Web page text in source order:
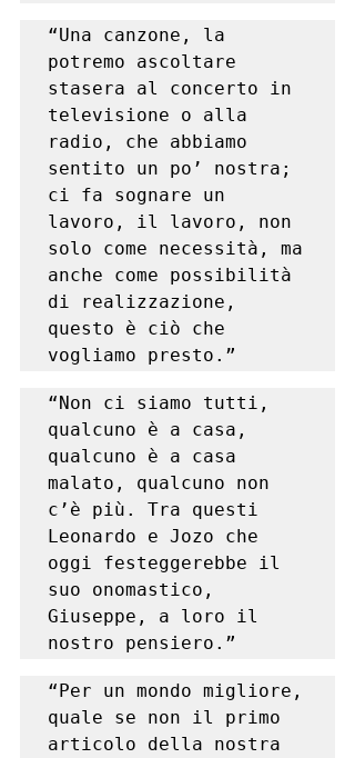
“Una canzone, la
potremo ascoltare
stasera al concerto in
televisione o alla
radio, che abbiamo
sentito un po’ nostra;
ci fa sognare un
lavoro, il lavoro, non
solo come necessità, ma
anche come possibilità
di realizzazione,
questo è ciò che
vogliamo presto.”
“Non ci siamo tutti,
qualcuno è a casa,
qualcuno è a casa
malato, qualcuno non
c’è più. Tra questi
Leonardo e Jozo che
oggi festeggerebbe il
suo onomastico,
Giuseppe, a loro il
nostro pensiero.”
“Per un mondo migliore,
quale se non il primo
articolo della nostra